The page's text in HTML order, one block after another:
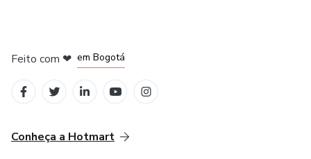
Feito com ❤ em Bogotá
Conheça a Hotmart